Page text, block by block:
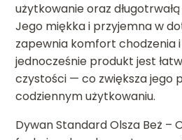
użytkowanie oraz
Jego miękka i przyjemna w
zapewnia komfort chodzenia
jednocześnie produkt jest
czystości — co zwiększa jego
codziennym użytkowaniu.
Dywan Standard Olsza Beż –